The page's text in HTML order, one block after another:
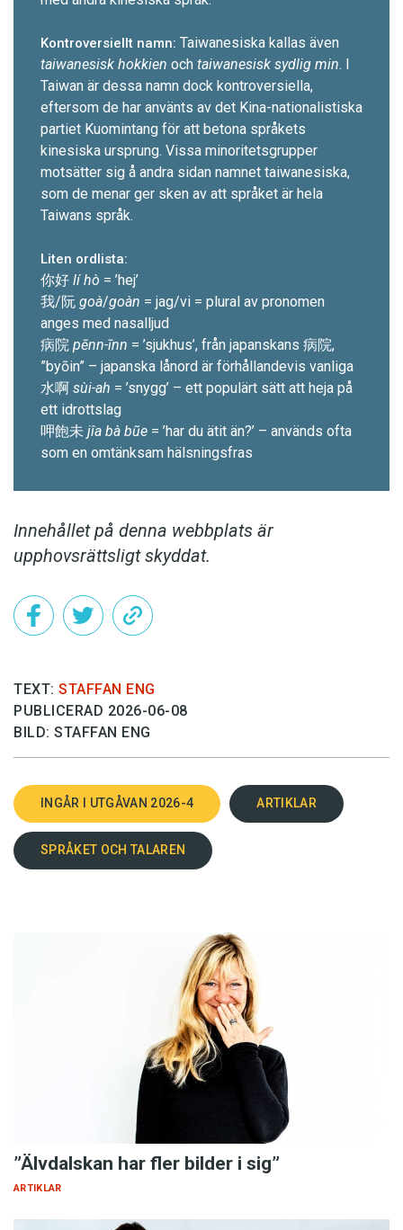
Kontroversiellt namn: Taiwanesiska kallas även
taiwanesisk hokkien och taiwanesisk sydlig min. I
Taiwan är dessa namn dock kontrover­siella,
eftersom de har använts av det Kina-nationalistiska
partiet Kuomintang för att betona språkets
kinesiska ursprung. Vissa minoritets­grupper
motsätter sig å andra sidan namnet taiwanesiska,
som de menar ger sken av att språket är hela
Taiwans språk.
Liten ordlista:
你好 lí hò = ’hej’
我/阮 goà/goàn = jag/vi = ­plural av pronomen
anges med nasalljud
病院 pēnn-īnn = ’sjukhus’, från japanskans 病院,
”byōin” – japanska lånord är för­hållandevis vanliga
水啊 sùi-ah = ’snygg’ – ett populärt sätt att heja på
ett idrottslag
呷飽未 jîa bà bũe = ’har du ätit än?’ – används ofta
som en omtänksam hälsningsfras
Innehållet på denna webbplats är
upphovsrättsligt skyddat.
TEXT: STAFFAN ENG
PUBLICERAD 2026-06-08
BILD: STAFFAN ENG
INGÅR I UTGÅVAN 2026-4 ARTIKLAR
SPRÅKET OCH TALAREN
”Älvdalskan har fler bilder i sig”
ARTIKLAR